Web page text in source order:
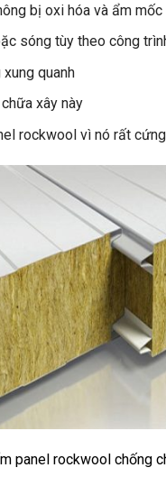
bị oxi hóa và ẩm mốc
sóng tùy theo công
quanh
xây này
rockwool vì nó rất
panel rockwool chống